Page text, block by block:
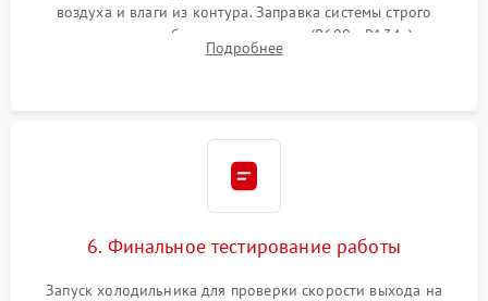
воздуха и влаги из контура. Заправка системы строго
дозированным объемом хладагента (R600a, R134a) по
электронным весам. Контроль рабочего давления в системе.
Подробнее
6. Финальное тестирование работы
Запуск холодильника для проверки скорости выхода на